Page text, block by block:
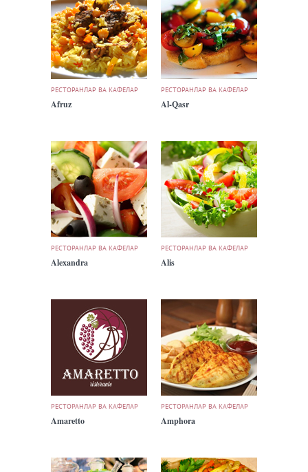
РЕСТОРАНЛАР ВА КАФЕЛАР
Afruz
РЕСТОРАНЛАР ВА КАФЕЛАР
Al-Qasr
РЕСТОРАНЛАР ВА КАФЕЛАР
Alexandra
РЕСТОРАНЛАР ВА КАФЕЛАР
Alis
РЕСТОРАНЛАР ВА КАФЕЛАР
Amaretto
РЕСТОРАНЛАР ВА КАФЕЛАР
Amphora